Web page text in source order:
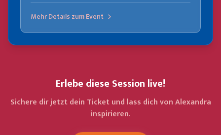
Mehr Details zum Event
Erlebe diese Session live!
Sichere dir jetzt dein Ticket und lass dich von Alexandra
inspirieren.